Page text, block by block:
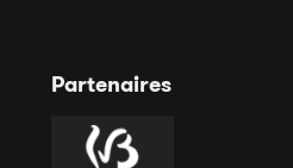
Partenaires